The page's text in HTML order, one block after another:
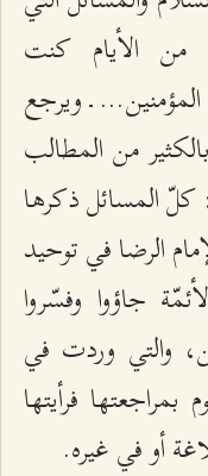
الأيام كنت
المؤمنين... ـ ويرجع
من المطالب
كلّ المسائل ذكرها
الرضا في توحيد
جاؤوا وفسّروا
والتي وردت في
فرأيتها
أو في غيره.